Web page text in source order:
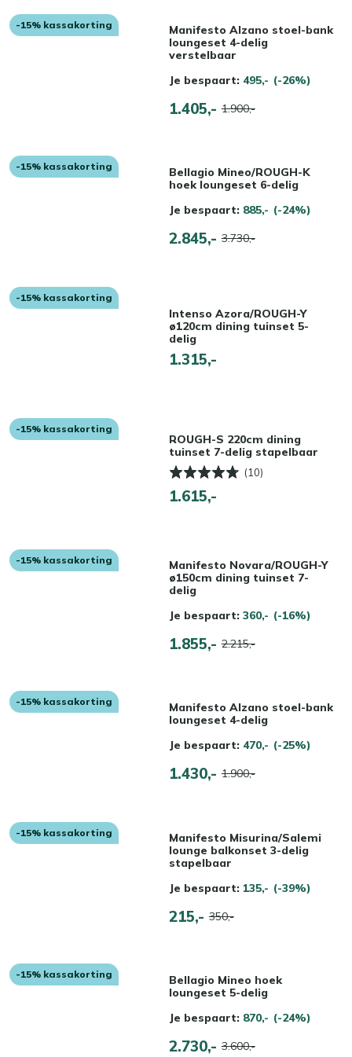
-15% kassakorting
Manifesto Alzano stoel-bank
loungeset 4-delig
verstelbaar
Je bespaart: 495,- (-26%)
1.405,- 1.900,-
-15% kassakorting
Bellagio Mineo/ROUGH-K
hoek loungeset 6-delig
Je bespaart: 885,- (-24%)
2.845,- 3.730,-
-15% kassakorting
Intenso Azora/ROUGH-Y
ø120cm dining tuinset 5-
delig
1.315,-
-15% kassakorting
ROUGH-S 220cm dining
tuinset 7-delig stapelbaar
(10)
1.615,-
-15% kassakorting
Manifesto Novara/ROUGH-Y
ø150cm dining tuinset 7-
delig
Je bespaart: 360,- (-16%)
1.855,- 2.215,-
-15% kassakorting
Manifesto Alzano stoel-bank
loungeset 4-delig
Je bespaart: 470,- (-25%)
1.430,- 1.900,-
-15% kassakorting
Manifesto Misurina/Salemi
lounge balkonset 3-delig
stapelbaar
Je bespaart: 135,- (-39%)
215,- 350,-
-15% kassakorting
Bellagio Mineo hoek
loungeset 5-delig
Je bespaart: 870,- (-24%)
2.730,- 3.600,-